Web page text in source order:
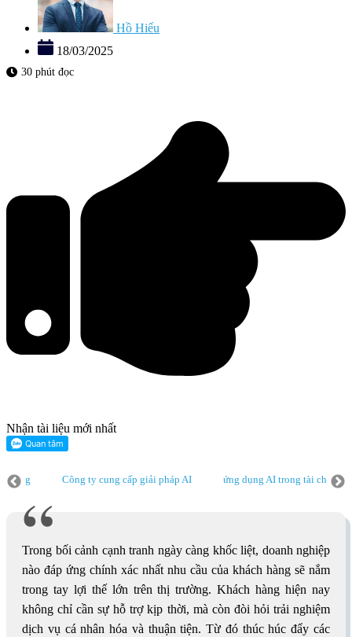
Hồ Hiếu
18/03/2025
30 phút đọc
Nhận tài liệu mới nhất
hàng Công ty cung cấp giải pháp AI
ứng dụng AI trong tài chính
dụng AI trong doanh nghiệp
Trong bối cảnh cạnh tranh ngày càng khốc liệt, doanh nghiệp
nào đáp ứng chính xác nhất nhu cầu của khách hàng sẽ nắm
trong tay lợi thế lớn trên thị trường. Khách hàng hiện nay
không chỉ cần sự hỗ trợ kịp thời, mà còn đòi hỏi trải nghiệm
dịch vụ cá nhân hóa và thuận tiện. Từ đó thúc húc đẩy các